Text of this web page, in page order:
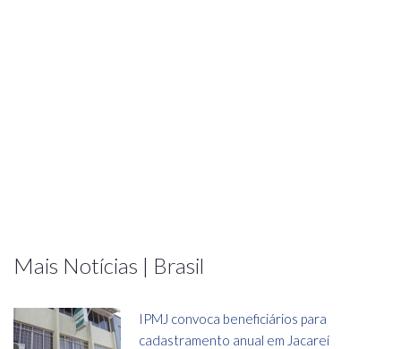
Mais Notícias | Brasil
IPMJ convoca beneficiários para
cadastramento anual em Jacareí